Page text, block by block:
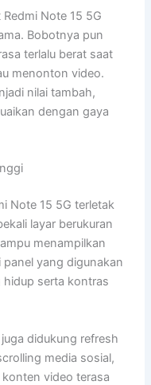
Note 15 5G
Bobotnya pun
terlalu berat saat
menonton video.
nilai tambah,
dengan gaya
Note 15 5G terletak
layar berukuran
menampilkan
yang digunakan
serta kontras
didukung refresh
media sosial,
video terasa